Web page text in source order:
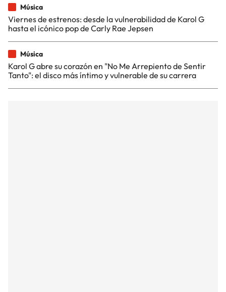
Música
Viernes de estrenos: desde la vulnerabilidad de Karol G
hasta el icónico pop de Carly Rae Jepsen
Música
Karol G abre su corazón en "No Me Arrepiento de Sentir
Tanto": el disco más íntimo y vulnerable de su carrera